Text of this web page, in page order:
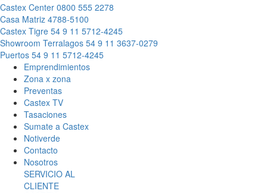
Castex Center 0800 555 2278
Casa Matriz 4788-5100
Castex Tigre 54 9 11 5712-4245
Showroom Terralagos 54 9 11 3637-0279
Puertos 54 9 11 5712-4245
Emprendimientos
Zona x zona
Preventas
Castex TV
Tasaciones
Sumate a Castex
Notiverde
Contacto
Nosotros
SERVICIO AL
CLIENTE